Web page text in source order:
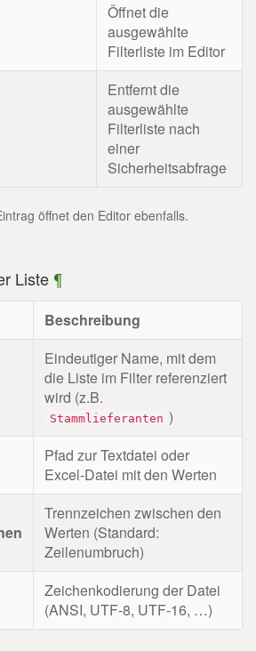
Öffnet die
ausgewählte
Filterliste im Editor
Entfernt die
ausgewählte
Filterliste nach
einer
Sicherheitsabfrage
öffnet den Editor ebenfalls.
Liste ¶
Beschreibung
Eindeutiger Name, mit dem
die Liste im Filter referenziert
wird (z.B.
Stammlieferanten )
Pfad zur Textdatei oder
Excel-Datei mit den Werten
Trennzeichen zwischen den
Werten (Standard:
Zeilenumbruch)
Zeichenkodierung der Datei
(ANSI, UTF-8, UTF-16, …)